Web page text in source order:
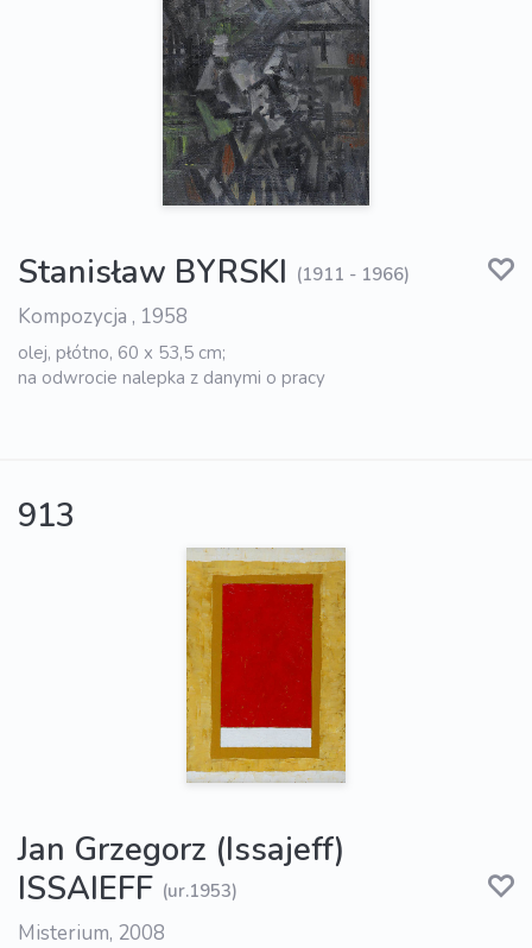
Stanisław BYRSKI (1911 - 1966)
Kompozycja , 1958
olej, płótno, 60 x 53,5 cm;
na odwrocie nalepka z danymi o pracy
913
Jan Grzegorz (Issajeff)
ISSAIEFF (ur.1953)
Misterium, 2008